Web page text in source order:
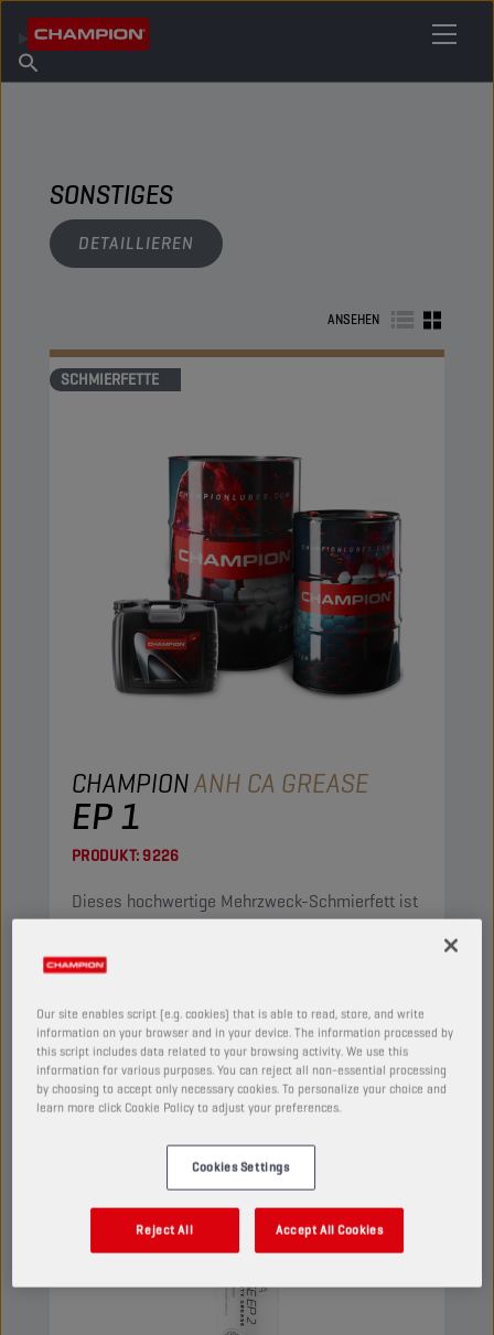
Über Champion
Händler finden
SONSTIGES
DETAILLIEREN
ANSEHEN
SCHMIERFETTE
CHAMPIONANH CA GREASE
EP 1
PRODUKT:9226
Dieses hochwertige Mehrzweck-Schmierfett ist
Automobilbereich geeignet.
SCHMIERFETTE
Our site enables script (e.g. cookies) that is able to read, store, and write
information on your browser and in your device. The information processed by
this script includes data related to your browsing activity. We use this
information for various purposes. You can reject all non-essential processing
by choosing to accept only necessary cookies. To personalize your choice and
learn more click Cookie Policy to adjust your preferences.
Cookies Settings
Reject All Accept All Cookies